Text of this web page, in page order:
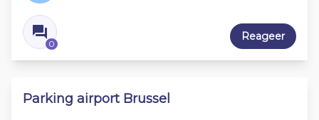
0
Reageer
Parking airport Brussel